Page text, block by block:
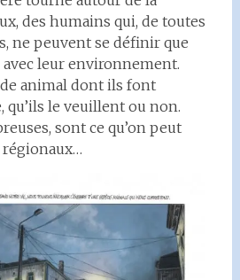
des humains qui, de toutes
ne peuvent se définir que
leur environnement.
animal dont ils font
le veuillent ou non.
sont ce qu’on peut